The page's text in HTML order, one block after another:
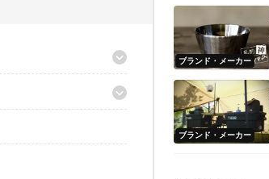
ブランド・メーカー
ブランド・メーカー